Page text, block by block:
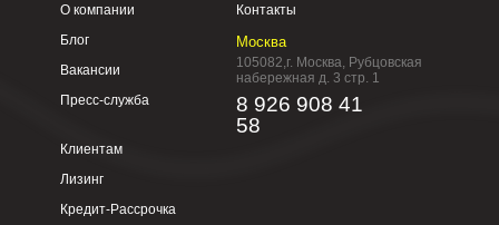
О компании
Блог
Вакансии
Пресс-служба
Контакты
Клиентам
Лизинг
Кредит-Рассрочка
Москва
105082,г. Москва, Рубцовская
набережная д. 3 стр. 1
8 926 908 41
58